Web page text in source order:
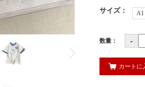
サイズ： A1
数量： -
カートに